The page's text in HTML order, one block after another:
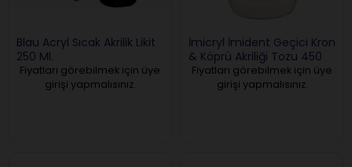
Blau Acryl Sıcak Akrilik Likit
250 Ml.
Fiyatları görebilmek için üye
girişi yapmalısınız.
İmicryl İmident Geçici Kron
& Köprü Akriliği Tozu 450
Gr
Fiyatları görebilmek için üye
girişi yapmalısınız.